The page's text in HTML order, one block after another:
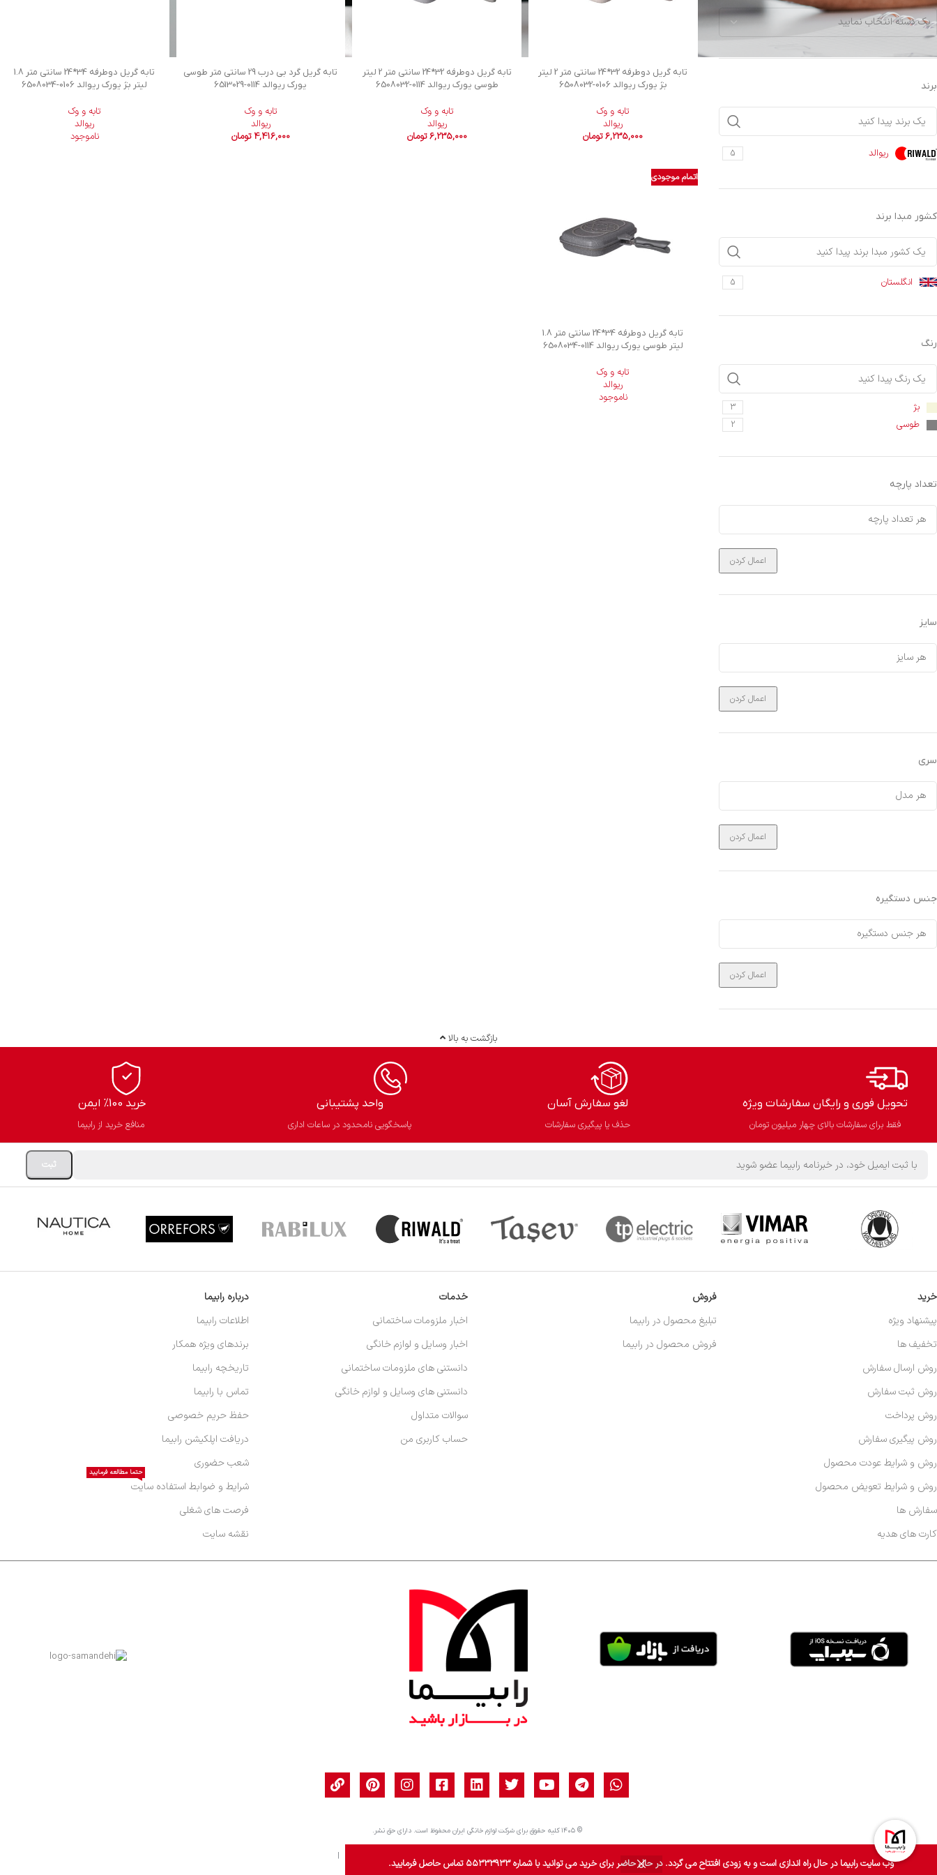
وب سایت رابیما در حال راه اندازی است و به زودی افتتاح می گردد. در حال حاضر برای خرید می توانید با شماره ۵۵۳۳۳۹۳۳ تماس حاصل فرمایید.
یک دسته انتخاب نمایید
برند
ریوالد 5
کشور مبدا برند
انگلستان 5
رنگ
بژ 3
طوسی 2
تعداد پارچه
اعمال کردن
سایز
اعمال کردن
سری
اعمال کردن
جنس دستگیره
اعمال کردن
تابه گریل دوطرفه 32*24 سانتی متر 2 لیتر
بژ یورک ریوالد 6508032-0106
تابه و وک
ریوالد
6,235,000 تومان
تابه گریل دوطرفه 32*24 سانتی متر 2 لیتر
طوسی یورک ریوالد6508032-0114
تابه و وک
ریوالد
6,235,000 تومان
تابه گریل گرد بی درب 29 سانتی متر طوسی
یورک ریوالد 6513029-0114
تابه و وک
ریوالد
4,416,000 تومان
تابه گریل دوطرفه 34*24 سانتی متر 1.8
لیتر بژ یورک ریوالد 6508034-0106
تابه و وک
ریوالد
ناموجود
اتمام موجودی
تابه گریل دوطرفه 34*24 سانتی متر 1.8
لیتر طوسی یورک ریوالد6508034-0114
تابه و وک
ریوالد
ناموجود
بازگشت به بالا
تحویل فوری و رایگان سفارشات ویژه
فقط برای سفارشات بالای چهار میلیون تومان
لغو سفارش آسان​
حذف یا پیگیری سفارشات
واحد پشتیبانی
پاسخگویی نامحدود در ساعات اداری
خرید 100% ایمن
منافع خرید از رابیما
خرید
پیشنهاد ویژه
تخفیف ها
روش ارسال سفارش
روش ثبت سفارش
روش پرداخت
روش پیگیری سفارش
روش و شرایط عودت محصول
روش و شرایط تعویض محصول
سفارش ها
کارت های هدیه
فروش
تبلیغ محصول در رابیما
فروش محصول در رابیما
خدمات
اخبار ملزومات ساختمانی
اخبار وسایل و لوازم خانگی
دانستنی های ملزومات ساختمانی
دانستنی های وسایل و لوازم خانگی
سوالات متداول
حساب کاربری من
درباره رابیما
اطلاعات رابیما
برندهای ویژه همکار
تاریخچه رابیما
تماس با رابیما
حفظ حریم خصوصی
دریافت اپلکیشن رابیما
شعب حضوری
شرایط و ضوابط استفاده سایت
حتما مطالعه فرمایید
فرصت های شغلی
نقشه سایت
© ۱۴۰۵ کلیه حقوق برای شرکت لوازم خانگی ایران محفوظ است. دارای حق نشر.